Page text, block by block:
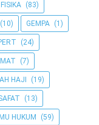
FISIKA (83)
(10) GEMPA (1)
(24)
(7)
HAJI (19)
(13)
HUKUM (59)